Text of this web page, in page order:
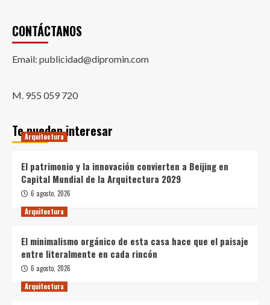
CONTÁCTANOS
Email: publicidad@dipromin.com
M. 955 059 720
Te pueden interesar
Arquitectura
El patrimonio y la innovación convierten a Beijing en
Capital Mundial de la Arquitectura 2029
6 agosto, 2026
Arquitectura
El minimalismo orgánico de esta casa hace que el paisaje
entre literalmente en cada rincón
6 agosto, 2026
Arquitectura